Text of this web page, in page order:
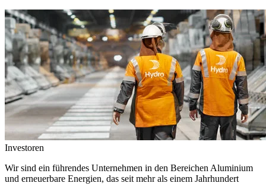
Investoren
Wir sind ein führendes Unternehmen in den Bereichen Aluminium
und erneuerbare Energien, das seit mehr als einem Jahrhundert